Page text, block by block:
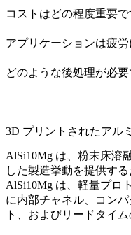
コストはどの程度重要で
アプリケーションは疲
どのような後処理が必要
3D プリントされたアル
AlSi10Mg は、粉末床溶
した製造挙動を提供す
AlSi10Mg は、軽量プロ
に内部チャネル、コン
ト、およびリードタイ